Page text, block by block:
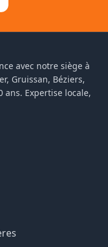
avec notre siège à
Gruissan, Béziers,
Expertise locale,